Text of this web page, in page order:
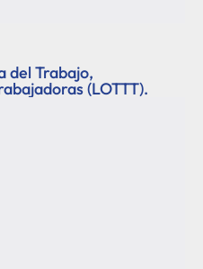
del Trabajo,
(LOTTT).